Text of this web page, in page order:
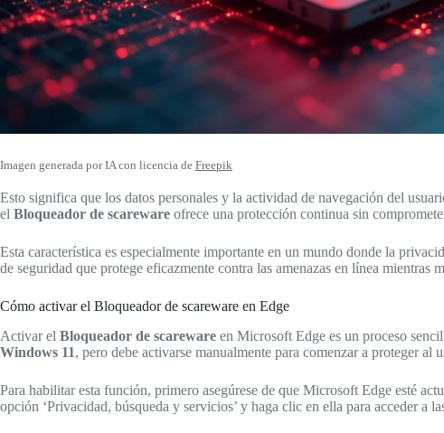
Imagen generada por IA con licencia de Freepik
Esto significa que los datos personales y la actividad de navegación del
el Bloqueador de scareware ofrece una protección continua sin
Esta característica es especialmente importante en un mundo donde la
de seguridad que protege eficazmente contra las amenazas en línea mientras
Cómo activar el Bloqueador de scareware en Edge
Activar el Bloqueador de scareware en Microsoft Edge es un proceso
Windows 11, pero debe activarse manualmente para comenzar a proteger al
Para habilitar esta función, primero asegúrese de que Microsoft Edge esté
opción ‘Privacidad, búsqueda y servicios’ y haga clic en ella para acceder a